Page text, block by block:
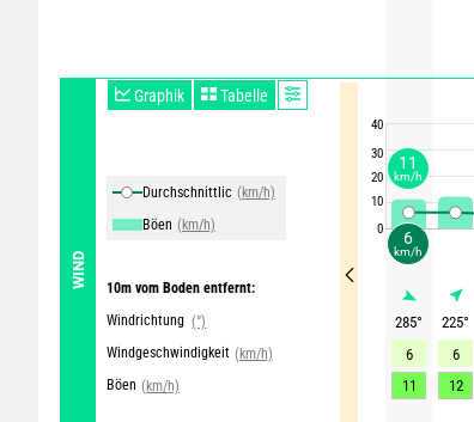
WIND
Graphik Tabelle
Durchschnittliche Winde
(km/h)
Böen (km/h)
10m vom Boden entfernt:
Windrichtung (°)
Windgeschwindigkeit (km/h)
Böen (km/h)
40
30
20
10
0
285° 225°
6
6
11
12
6
km/h
11
km/h